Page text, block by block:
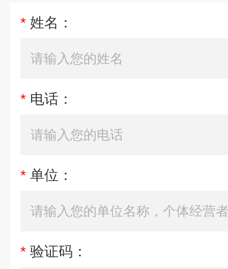
* 姓名：
* 电话：
* 单位：
* 验证码：